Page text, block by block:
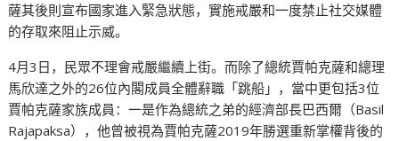
薩其後則宣布國家進入緊急狀態，實施戒嚴和一度禁止社交媒體
的存取來阻止示威。
4月3日，民眾不理會戒嚴繼續上街。而除了總統賈帕克薩和總理
馬欣達之外的26位內閣成員全體辭職「跳船」，當中更包括3位
賈帕克薩家族成員：一是作為總統之弟的經濟部長巴西爾（Basil
Rajapaksa），他曾被視為賈帕克薩2019年勝選重新掌權背後的